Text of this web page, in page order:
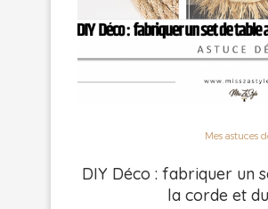
Mes astuces
DIY Déco : fabriquer un
la corde et